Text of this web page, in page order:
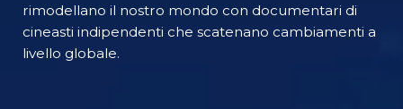
rimodellano il nostro mondo con documentari di
cineasti indipendenti che scatenano cambiamenti a
livello globale.